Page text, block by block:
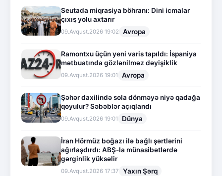
Seutada miqrasiya böhranı: Dini icmalar
çıxış yolu axtarır
09.Avqust.2026 19:02 Avropa
Ramontxu üçün yeni varis tapıldı: İspaniya
mətbuatında gözlənilməz dəyişiklik
09.Avqust.2026 19:01 Avropa
Şəhər daxilində sola dönməyə niyə qadağa
qoyulur? Səbəblər açıqlandı
09.Avqust.2026 19:01 Dünya
İran Hörmüz boğazı ilə bağlı şərtlərini
ağırlaşdırdı: ABŞ-la münasibətlərdə
gərginlik yüksəlir
09.Avqust.2026 17:37 Yaxın Şərq